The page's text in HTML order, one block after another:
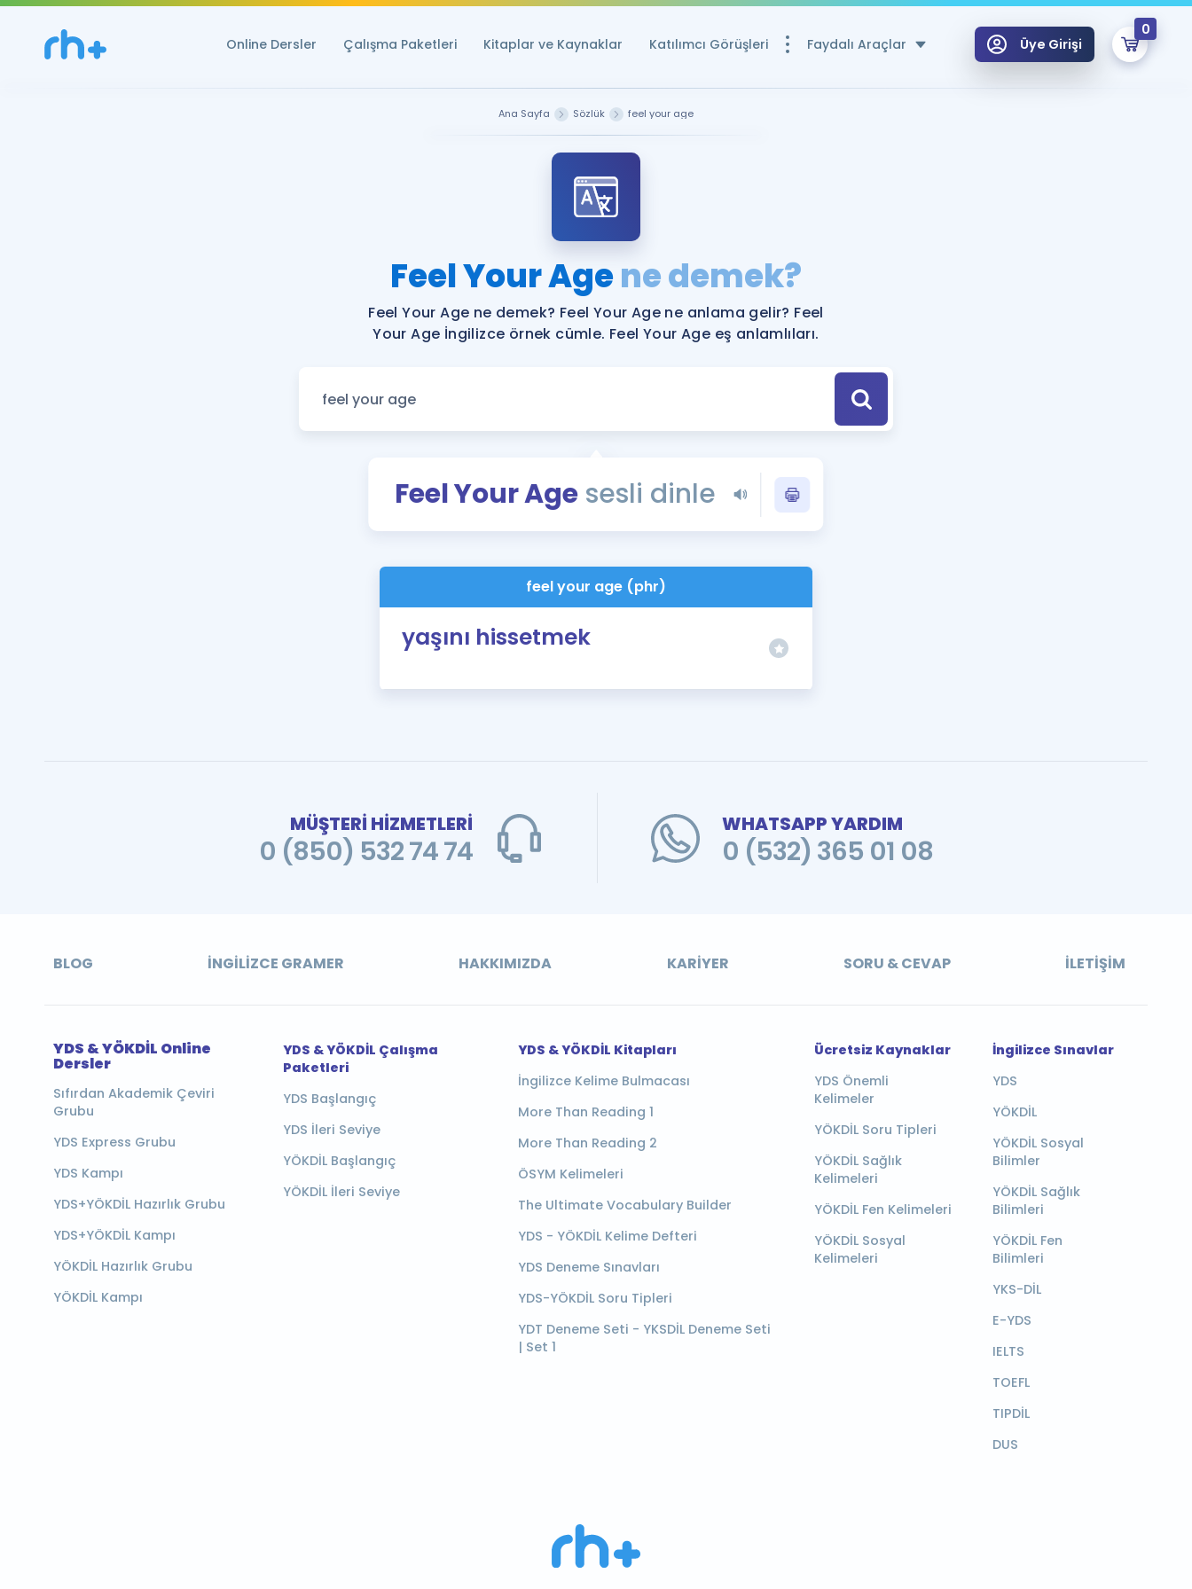
Online Dersler Çalışma Paketleri Kitaplar ve Kaynaklar Katılımcı Görüşleri Faydalı Araçlar
Ücretsiz Kaynaklar
YDS ve YÖKDİL Puan Hesaplama Aracı
YDS ve YÖKDİL'e Hazırlananlar için Öneriler
Tüm ÖSYM Sınavları Tek Takvimde
Blog
YDS - YÖKDİL Tüm Sınavlarla İlgili Haberler
İngilizce Gramer
Üye Girişi
0
Remzi Hoca ile seni sınava hazırlayacak onlarca eğitim seni bekliyor!
Ana Sayfa Sözlük feel your age
Feel Your Agene demek?
Feel Your Age ne demek? Feel Your Age ne anlama gelir? Feel
Your Age İngilizce örnek cümle. Feel Your Age eş anlamlıları.
Feel Your Age sesli dinle
feel your age (phr)
yaşını hissetmek
MÜŞTERİ HİZMETLERİ
0 (850) 532 74 74
WHATSAPP YARDIM
0 (532) 365 01 08
BLOG İNGILIZCE GRAMER HAKKIMIZDA KARIYER SORU & CEVAP İLETIŞIM
YDS & YÖKDİL Online
Dersler
Sıfırdan Akademik Çeviri
Grubu
YDS Express Grubu
YDS Kampı
YDS+YÖKDİL Hazırlık Grubu
YDS+YÖKDİL Kampı
YÖKDİL Hazırlık Grubu
YÖKDİL Kampı
YDS & YÖKDİL Çalışma
Paketleri
YDS Başlangıç
YDS İleri Seviye
YÖKDİL Başlangıç
YÖKDİL İleri Seviye
YDS & YÖKDİL Kitapları
İngilizce Kelime Bulmacası
More Than Reading 1
More Than Reading 2
ÖSYM Kelimeleri
The Ultimate Vocabulary Builder
YDS - YÖKDİL Kelime Defteri
YDS Deneme Sınavları
YDS-YÖKDİL Soru Tipleri
YDT Deneme Seti - YKSDİL Deneme Seti
| Set 1
Ücretsiz Kaynaklar
YDS Önemli
Kelimeler
YÖKDİL Soru Tipleri
YÖKDİL Sağlık
Kelimeleri
YÖKDİL Fen Kelimeleri
YÖKDİL Sosyal
Kelimeleri
İngilizce Sınavlar
YDS
YÖKDİL
YÖKDİL Sosyal
Bilimler
YÖKDİL Sağlık
Bilimleri
YÖKDİL Fen
Bilimleri
YKS-DİL
E-YDS
IELTS
TOEFL
TIPDİL
DUS